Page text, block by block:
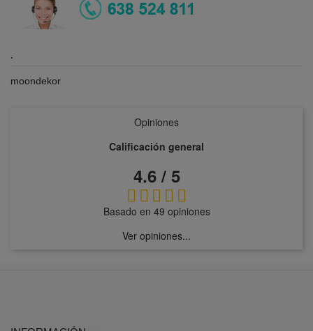
.
moondekor
Opiniones
Calificación general
4.6 / 5
Basado en 49 opiniones
Ver opiniones...